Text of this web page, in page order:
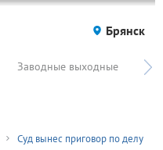
Брянск
Заводные выходные
Суд вынес приговор по делу